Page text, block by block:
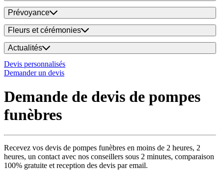
Prévoyance
Fleurs et cérémonies
Actualités
Devis personnalisés
Demander un devis
Demande de devis de pompes
funèbres
Recevez vos devis de pompes funèbres en moins de 2 heures, 2
heures, un contact avec nos conseillers sous 2 minutes, comparaison
100% gratuite et reception des devis par email.